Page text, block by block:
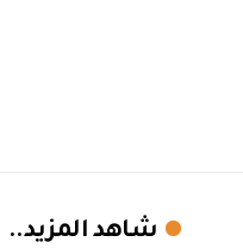
شاهد المزيد..